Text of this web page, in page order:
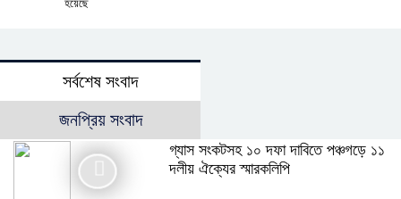
হয়েছে
সর্বশেষ সংবাদ
জনপ্রিয় সংবাদ
গ্যাস সংকটসহ ১০ দফা দাবিতে পঞ্চগড়ে ১১
দলীয় ঐক্যের স্মারকলিপি